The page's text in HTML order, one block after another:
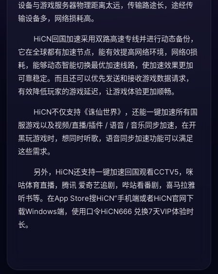
设备与游戏服务器物理距离太远，传输路途长，途经传
输设备多，网络损耗高。
HiCN回国加速采用双路高速专线并进行动态备份，
它在全球都有加速节点，能有效提高网络环境，网络0损
耗，能够动态智能切换最优加速线路，使加速效果更加
可靠稳定。而且还可以优先发送和接收游戏数据请求，
有效降低玩家的游戏延迟，让游戏体验更加顺畅。
HiCN不仅支持《诛仙世界》，还能一键加速所有国
服游戏以及视频/直播/插件 / 语音 / 音乐同步加速，在开
黑玩游戏时，想同时听歌，语音同步加速功能可以满足
这些需求。
另外，HiCN还支持一键加速回国观看CCTV5，咪
咕体育直播，腾讯 爱奇艺追剧，哔站看番剧，喜马拉雅
听书等。在App Store搜HiCN”手机端或者HiCN官网下
载Windows端，使用口令HiCN666 兑换7天VIP体验时
长。